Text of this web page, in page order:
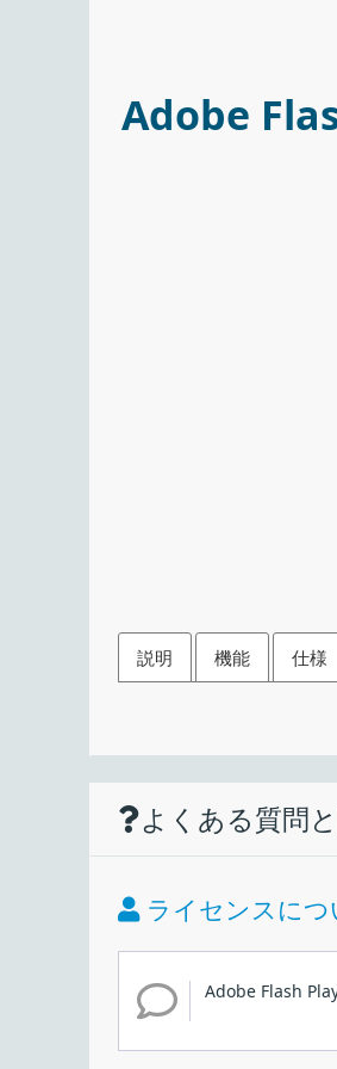
Adobe
説明 機能 仕様
Adobe Flash
Windows、Mac、Linux
Flash コンテンツの
ブラウザプラグイン
価格：
メーカー：
使用言語：
インストール
よくある質問
ライセンスにつ
Adobe Flash